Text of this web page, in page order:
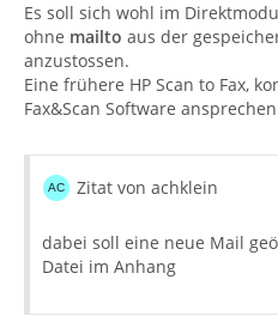
Es soll sich wohl im
ohne mailto aus der
anzustossen.
Eine frühere HP Scan to Fax,
Fax&Scan Software
Zitat von achklein
dabei soll eine neue Mail
Datei im Anhang